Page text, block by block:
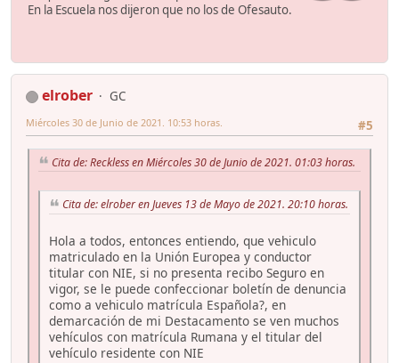
En la Escuela nos dijeron que no los de Ofesauto.
elrober
GC
#5
Miércoles 30 de Junio de 2021. 10:53 horas.
Cita de: Reckless en Miércoles 30 de Junio de 2021. 01:03 horas.
Cita de: elrober en Jueves 13 de Mayo de 2021. 20:10 horas.
Hola a todos, entonces entiendo, que vehiculo
matriculado en la Unión Europea y conductor
titular con NIE, si no presenta recibo Seguro en
vigor, se le puede confeccionar boletín de denuncia
como a vehiculo matrícula Española?, en
demarcación de mi Destacamento se ven muchos
vehículos con matrícula Rumana y el titular del
vehículo residente con NIE